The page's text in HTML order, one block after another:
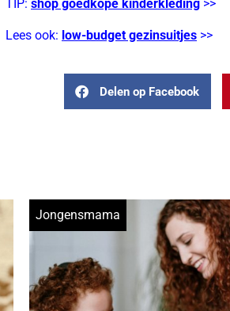
TIP: shop goedkope kinderkleding >>
Lees ook: low-budget gezinsuitjes >>
Delen op Facebook
Jongensmama